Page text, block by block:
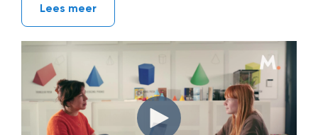
Lees meer